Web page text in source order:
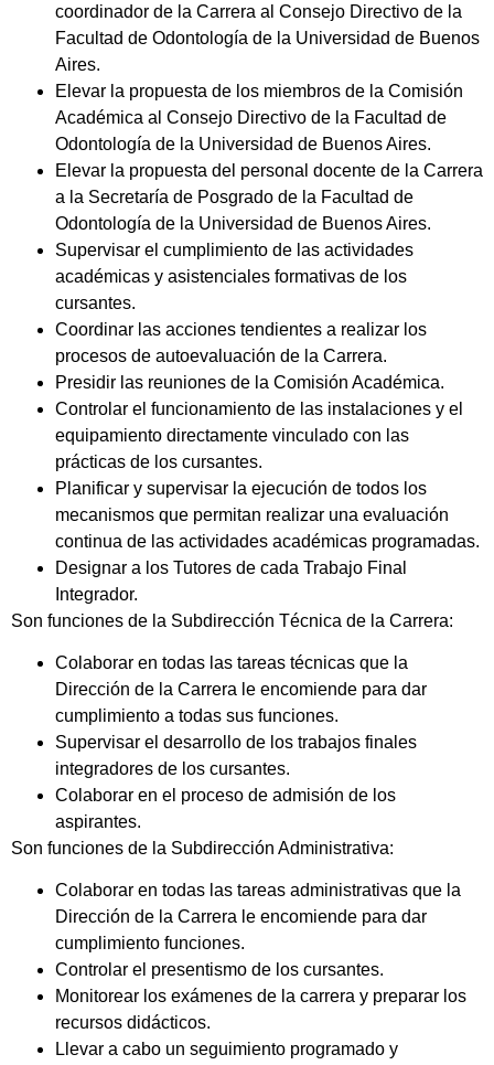
coordinador de la Carrera al Consejo Directivo de la
Facultad de Odontología de la Universidad de Buenos
Aires.
Elevar la propuesta de los miembros de la Comisión
Académica al Consejo Directivo de la Facultad de
Odontología de la Universidad de Buenos Aires.
Elevar la propuesta del personal docente de la Carrera
a la Secretaría de Posgrado de la Facultad de
Odontología de la Universidad de Buenos Aires.
Supervisar el cumplimiento de las actividades
académicas y asistenciales formativas de los
cursantes.
Coordinar las acciones tendientes a realizar los
procesos de autoevaluación de la Carrera.
Presidir las reuniones de la Comisión Académica.
Controlar el funcionamiento de las instalaciones y el
equipamiento directamente vinculado con las
prácticas de los cursantes.
Planificar y supervisar la ejecución de todos los
mecanismos que permitan realizar una evaluación
continua de las actividades académicas programadas.
Designar a los Tutores de cada Trabajo Final
Integrador.
Son funciones de la Subdirección Técnica de la Carrera:
Colaborar en todas las tareas técnicas que la
Dirección de la Carrera le encomiende para dar
cumplimiento a todas sus funciones.
Supervisar el desarrollo de los trabajos finales
integradores de los cursantes.
Colaborar en el proceso de admisión de los
aspirantes.
Son funciones de la Subdirección Administrativa:
Colaborar en todas las tareas administrativas que la
Dirección de la Carrera le encomiende para dar
cumplimiento funciones.
Controlar el presentismo de los cursantes.
Monitorear los exámenes de la carrera y preparar los
recursos didácticos.
Llevar a cabo un seguimiento programado y